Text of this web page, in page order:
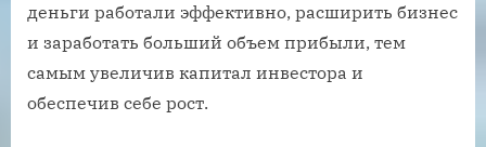
деньги работали эффективно, расширить бизнес
и заработать больший объем прибыли, тем
самым увеличив капитал инвестора и
обеспечив себе рост.